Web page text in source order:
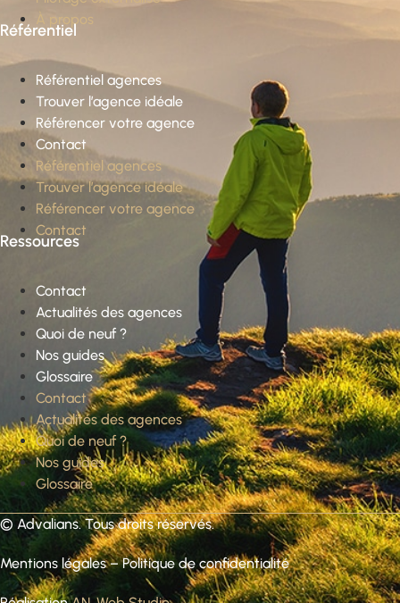
À propos
Référentiel
Référentiel agences
Trouver l’agence idéale
Référencer votre agence
Contact
Référentiel agences
Trouver l’agence idéale
Référencer votre agence
Contact
Ressources
Contact
Actualités des agences
Quoi de neuf ?
Nos guides
Glossaire
Contact
Actualités des agences
Quoi de neuf ?
Nos guides
Glossaire
© Advalians. Tous droits réservés.
Mentions légales–Politique de confidentialité